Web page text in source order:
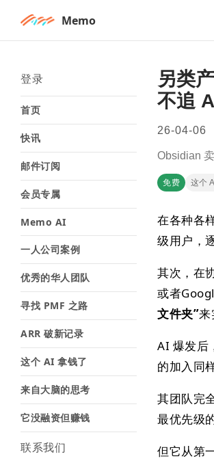
Memo
登录
首页
快讯
邮件订阅
会员专属
Memo AI
一人公司案例
优秀的华人团队
寻找 PMF 之路
ARR 破新记录
这个 AI 拿钱了
来自大脑的思考
它没融资但赚钱
联系我们
另类
不追
26-04-06
Obsidian
免费 这个
在各种各
级用户，
其次，在
或者
文件夹”来
AI 爆发后
的加入同
其团队完
最优先级
但它从第